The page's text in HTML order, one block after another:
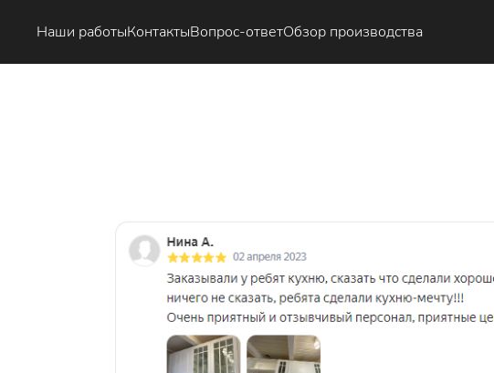
Наши работыКонтактыВопрос-ответОбзор производства